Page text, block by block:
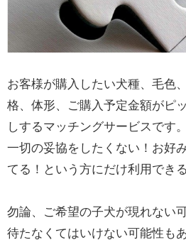
お客様が購入したい犬種、毛色
格、体形、ご購入予定金額がピ
しするマッチングサービスです。
一切の妥協をしたくない！お好
てる！という方にだけ利用でき
勿論、ご希望の子犬が現れない
待たなくてはいけない可能性もあ